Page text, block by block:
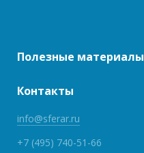
Полезные материалы
Контакты
info@sferar.ru
+7 (495) 740-51-66